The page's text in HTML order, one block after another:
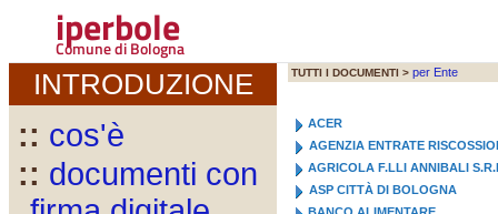
iperbole
Comune di Bologna
INTRODUZIONE
:: cos'è
:: documenti con
TUTTI I DOCUMENTI > per Ente
ACER
AGENZIA ENTRATE
AGRICOLA F.LLI ANNIBALI
ASP CITTÀ DI BOLOGNA